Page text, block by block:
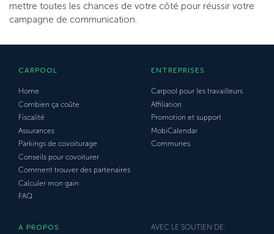
mettre toutes les chances de votre côté pour réussir votre
campagne de communication.
CARPOOL
Home
Combien ça coûte
Fiscalité
Assurances
Parkings de covoiturage
Conseils pour covoiturer
Comment trouver des partenaires
Calculer mon gain
FAQ
ENTREPRISES
Carpool pour les travailleurs
Affiliation
Promotion et support
MobiCalendar
Communes
A PROPOS AVEC LE SOUTIEN DE: